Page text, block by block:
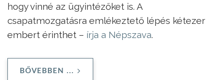
hogy vinné az ügyintézőket is. A
csapatmozgatásra emlékeztető lépés kétezer
embert érinthet – írja a Népszava.
BŐVEBBEN ...